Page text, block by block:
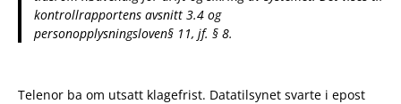
kontrollrapportens avsnitt 3.4 og
personopplysningsloven§ 11, jf. § 8.
Telenor ba om utsatt klagefrist. Datatilsynet svarte i epost